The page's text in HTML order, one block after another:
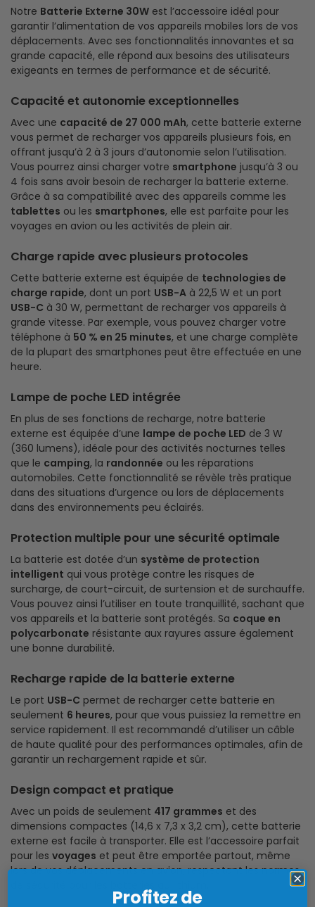
Notre Batterie Externe 30W est l’accessoire idéal pour
garantir l’alimentation de vos appareils mobiles lors de vos
déplacements. Avec ses fonctionnalités innovantes et sa
grande capacité, elle répond aux besoins des utilisateurs
exigeants en termes de performance et de sécurité.
Capacité et autonomie exceptionnelles
Avec une capacité de 27 000 mAh, cette batterie externe
vous permet de recharger vos appareils plusieurs fois, en
offrant jusqu’à 2 à 3 jours d’autonomie selon l’utilisation.
Vous pourrez ainsi charger votre smartphone jusqu’à 3 ou
4 fois sans avoir besoin de recharger la batterie externe.
Grâce à sa compatibilité avec des appareils comme les
tablettes ou les smartphones, elle est parfaite pour les
voyages en avion ou les activités de plein air.
Charge rapide avec plusieurs protocoles
Cette batterie externe est équipée de technologies de
charge rapide, dont un port USB-A à 22,5 W et un port
USB-C à 30 W, permettant de recharger vos appareils à
grande vitesse. Par exemple, vous pouvez charger votre
téléphone à 50 % en 25 minutes, et une charge complète
de la plupart des smartphones peut être effectuée en une
heure.
Lampe de poche LED intégrée
En plus de ses fonctions de recharge, notre batterie
externe est équipée d’une lampe de poche LED de 3 W
(360 lumens), idéale pour des activités nocturnes telles
que le camping, la randonnée ou les réparations
automobiles. Cette fonctionnalité se révèle très pratique
dans des situations d’urgence ou lors de déplacements
dans des environnements peu éclairés.
Protection multiple pour une sécurité optimale
La batterie est dotée d’un système de protection
intelligent qui vous protège contre les risques de
surcharge, de court-circuit, de surtension et de surchauffe.
Vous pouvez ainsi l’utiliser en toute tranquillité, sachant que
vos appareils et la batterie sont protégés. Sa coque en
polycarbonate résistante aux rayures assure également
une bonne durabilité.
Recharge rapide de la batterie externe
Le port USB-C permet de recharger cette batterie en
seulement 6 heures, pour que vous puissiez la remettre en
service rapidement. Il est recommandé d’utiliser un câble
de haute qualité pour des performances optimales, afin de
garantir un rechargement rapide et sûr.
Design compact et pratique
Avec un poids de seulement 417 grammes et des
dimensions compactes (14,6 x 7,3 x 3,2 cm), cette batterie
externe est facile à transporter. Elle est l’accessoire parfait
pour les voyages et peut être emportée partout, même
lors de vos déplacements en avion, respectant les normes
Profitez de